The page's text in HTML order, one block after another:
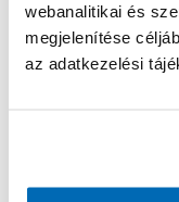
webanalitikai és
megjelenítése
az adatkezelési